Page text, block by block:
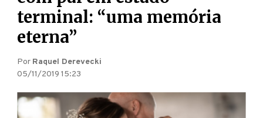
terminal: “uma memória
eterna”
Por Raquel Derevecki
05/11/2019 15:23